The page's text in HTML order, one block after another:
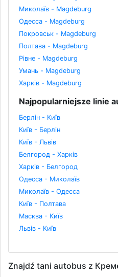
Миколаїв - Magdeburg
Одесса - Magdeburg
Покровськ - Magdeburg
Полтава - Magdeburg
Рівне - Magdeburg
Умань - Magdeburg
Харків - Magdeburg
Najpopularniejsze linie
Берлін - Київ
Київ - Берлін
Київ - Львів
Белгород - Харків
Харків - Белгород
Одесса - Миколаїв
Миколаїв - Одесса
Київ - Полтава
Масква - Київ
Львів - Київ
Znajdź tani autobus z